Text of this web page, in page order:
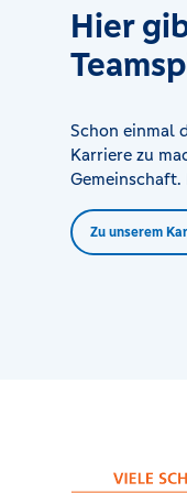
Filiale
Filiale
Am Weißen
Filiale
Alte
Filiale
Hier
Schon einmal
Karriere zu
Zu unserem